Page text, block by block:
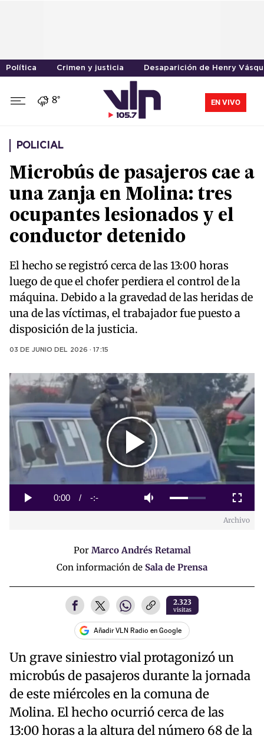
Política Crimen y justicia Desaparición de Henry
8° EN VIVO
POLICIAL
Microbús de pasajeros cae a
una zanja en Molina: tres
ocupantes lesionados y el
conductor detenido
El hecho se registró cerca de las 13:00 horas
luego de que el chofer perdiera el control de la
máquina. Debido a la gravedad de las heridas de
una de las víctimas, el trabajador fue puesto a
disposición de la justicia.
03 DE JUNIO DEL 2026 · 17:15
Play
Video
Play Mute
Current
0:00 / Duration
-:-
Loaded:
Fullscreen
Archivo
Por Marco Andrés Retamal
Con información de Sala de Prensa
2.323
visitas
Añadir VLN Radio en Google
Un grave siniestro vial protagonizó un
microbús de pasajeros durante la jornada
de este miércoles en la comuna de
Molina. El hecho ocurrió cerca de las
13:00 horas a la altura del número 68 de la